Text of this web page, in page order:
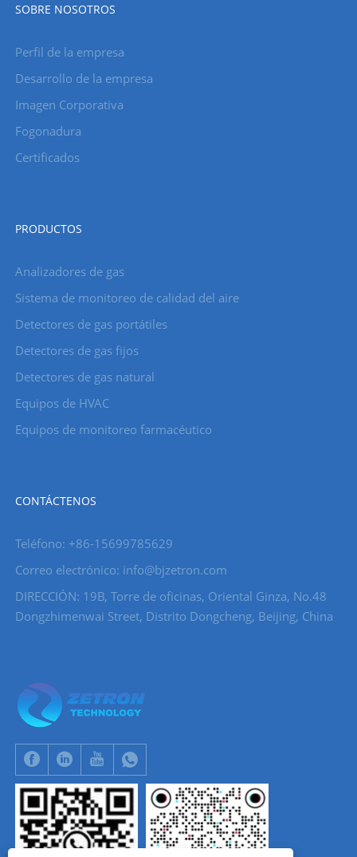
SOBRE NOSOTROS
Perfil de la empresa
Desarrollo de la empresa
Imagen Corporativa
Fogonadura
Certificados
PRODUCTOS
Analizadores de gas
Sistema de monitoreo de calidad del aire
Detectores de gas portátiles
Detectores de gas fijos
Detectores de gas natural
Equipos de HVAC
Equipos de monitoreo farmacéutico
CONTÁCTENOS
Teléfono: +86-15699785629
Correo electrónico: info@bjzetron.com
DIRECCIÓN: 19B, Torre de oficinas, Oriental Ginza, No.48
Dongzhimenwai Street, Distrito Dongcheng, Beijing, China